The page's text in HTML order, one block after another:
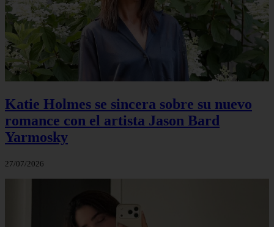
Katie Holmes se sincera sobre su nuevo
romance con el artista Jason Bard
Yarmosky
27/07/2026